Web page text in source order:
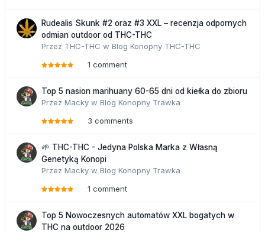
Rudealis Skunk #2 oraz #3 XXL – recenzja odpornych
odmian outdoor od THC-THC
Przez THC-THC w Blog Konopny THC-THC
1 comment
Top 5 nasion marihuany 60-65 dni od kiełka do zbioru
Przez Macky w Blog Konopny Trawka
3 comments
🌱 THC-THC - Jedyna Polska Marka z Własną
Genetyką Konopi
Przez Macky w Blog Konopny Trawka
1 comment
Top 5 Nowoczesnych automatów XXL bogatych w
THC na outdoor 2026